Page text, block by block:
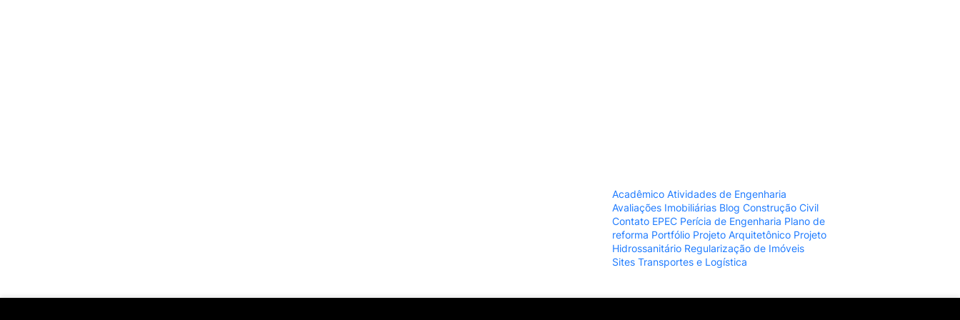
Acadêmico Atividades de Engenharia
Avaliações Imobiliárias Blog Construção Civil
Contato EPEC Perícia de Engenharia Plano de
reforma Portfólio Projeto Arquitetônico Projeto
Hidrossanitário Regularização de Imóveis
Sites Transportes e Logística